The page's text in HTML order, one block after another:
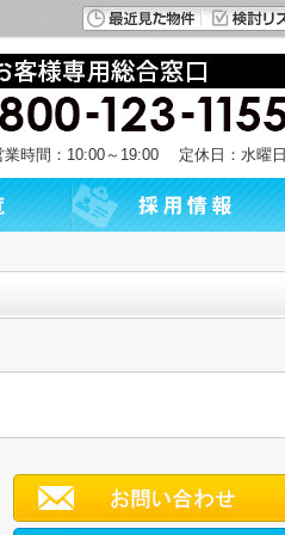
業時間：10:00～19:00 定休日：水曜日